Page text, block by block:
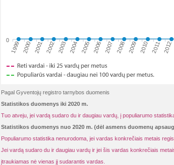
1999 2000 2001 2002 2003 2004 2005 2006 2007 2008 2009 2010 2011 2012
0
Pagal Gyventojų registro tarnybos duomenis
Statistikos duomenys iki 2020 m.
Tuo atveju, jei vardą sudaro du ir daugiau vardų, į populiarumo
Statistikos duomenys nuo 2020 m. (dėl asmens duomenų
Populiarumo statistika nenurodoma, jei vardas konkrečiais metais
Jei vardą sudaro du ir daugiau vardų ir jei šis vardas konkrečiais
įtraukiamas nė vienas jį sudarantis vardas.